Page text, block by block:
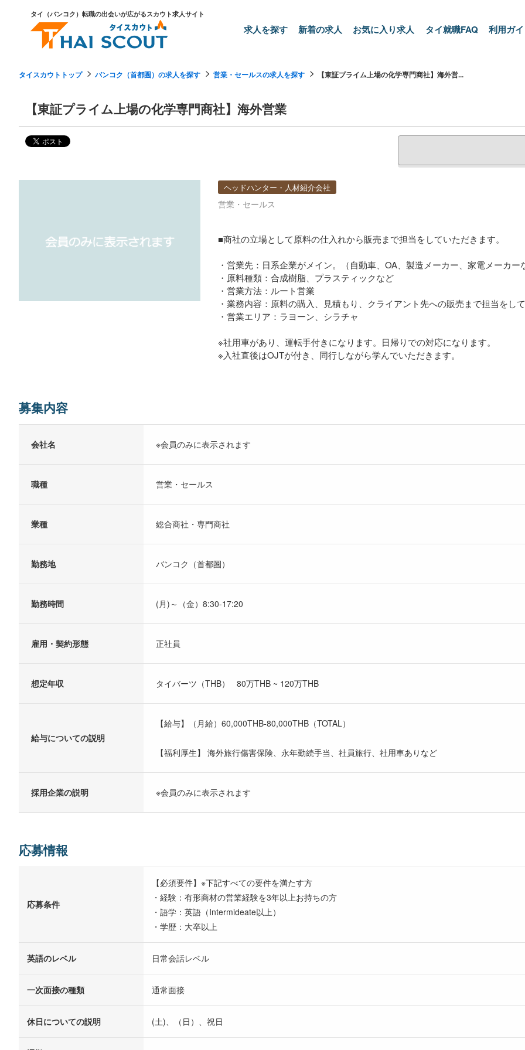
タイ（バンコク）転職の出会いが広がるスカウト求人サイト
求人を探す 新着の求人 お気に入り求人 タイ就職FAQ 利用ガ
タイスカウトトップ バンコク（首都圏）の求人を探す 営業・セールスの求人を探す 【東証プライム上場の化学専門商社】海外営...
【東証プライム上場の化学専門商社】海外営業
ヘッドハンター・人材紹介会社
営業・セールス
■商社の立場として原料の仕入れから販売まで担当をしていただきます。
・営業先：日系企業がメイン。（自動車、OA、製造メーカー、家電メーカー
・原料種類：合成樹脂、プラスティックなど
・営業方法：ルート営業
・業務内容：原料の購入、見積もり、クライアント先への販売まで担当をして
・営業エリア：ラヨーン、シラチャ
※社用車があり、運転手付きになります。日帰りでの対応になります。
※入社直後はOJTが付き、同行しながら学んでいただきます。
募集内容
会社名 ※会員のみに表示されます
職種 営業・セールス
業種 総合商社・専門商社
勤務地 バンコク（首都圏）
勤務時間 (月)～（金）8:30-17:20
雇用・契約形態 正社員
想定年収 タイバーツ（THB） 80万THB ~ 120万THB
給与についての説明
【給与】（月給）60,000THB-80,000THB（TOTAL）
【福利厚生】 海外旅行傷害保険、永年勤続手当、社員旅行、社用車ありなど
採用企業の説明 ※会員のみに表示されます
応募情報
応募条件
【必須要件】※下記すべての要件を満たす方
・経験：有形商材の営業経験を3年以上お持ちの方
・語学：英語（Intermideate以上）
・学歴：大卒以上
英語のレベル 日常会話レベル
一次面接の種類 通常面接
休日についての説明 (土)、（日）、祝日